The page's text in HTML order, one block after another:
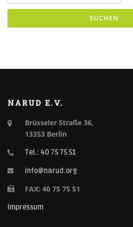
NARUD E.V.
Brüsseler Straße 36,
13353 Berlin
Tel.: 40 75 75 51
info@narud.org
FAX: 40 75 75 51
Impressum